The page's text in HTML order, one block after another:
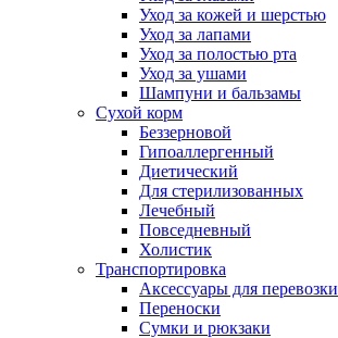
Уход за кожей и шерстью
Уход за лапами
Уход за полостью рта
Уход за ушами
Шампуни и бальзамы
Сухой корм
Беззерновой
Гипоаллергенный
Диетический
Для стерилизованных
Лечебный
Повседневный
Холистик
Транспортировка
Аксессуары для перевозки
Переноски
Сумки и рюкзаки